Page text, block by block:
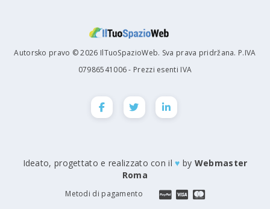
Autorsko pravo © 2026 IlTuoSpazioWeb. Sva prava pridržana. P.IVA
07986541006 - Prezzi esenti IVA
Ideato, progettato e realizzato con il♥ by Webmaster
Roma
Metodi di pagamento